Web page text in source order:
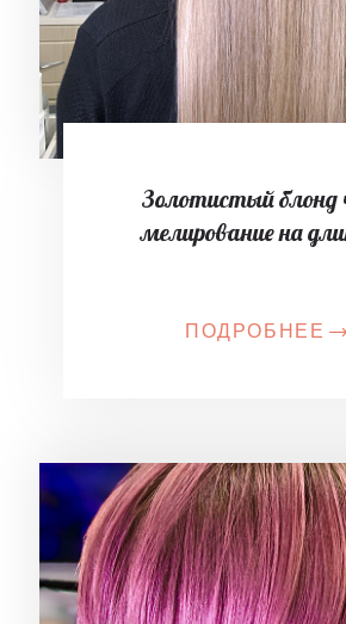
Золотистый блонд
мелирование на
ПОДРОБНЕЕ